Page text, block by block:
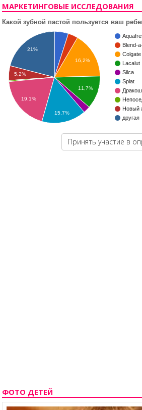
МАРКЕТИНГОВЫЕ ИССЛЕДОВАНИЯ
Какой зубной пастой пользуется ваш
Blend-
Colgate
Lacalut
Silca
Splat
Новый
другая
16,2%
11,7%
21%
5,2%
19,1%
15,7%
Принять участие в
ФОТО ДЕТЕЙ